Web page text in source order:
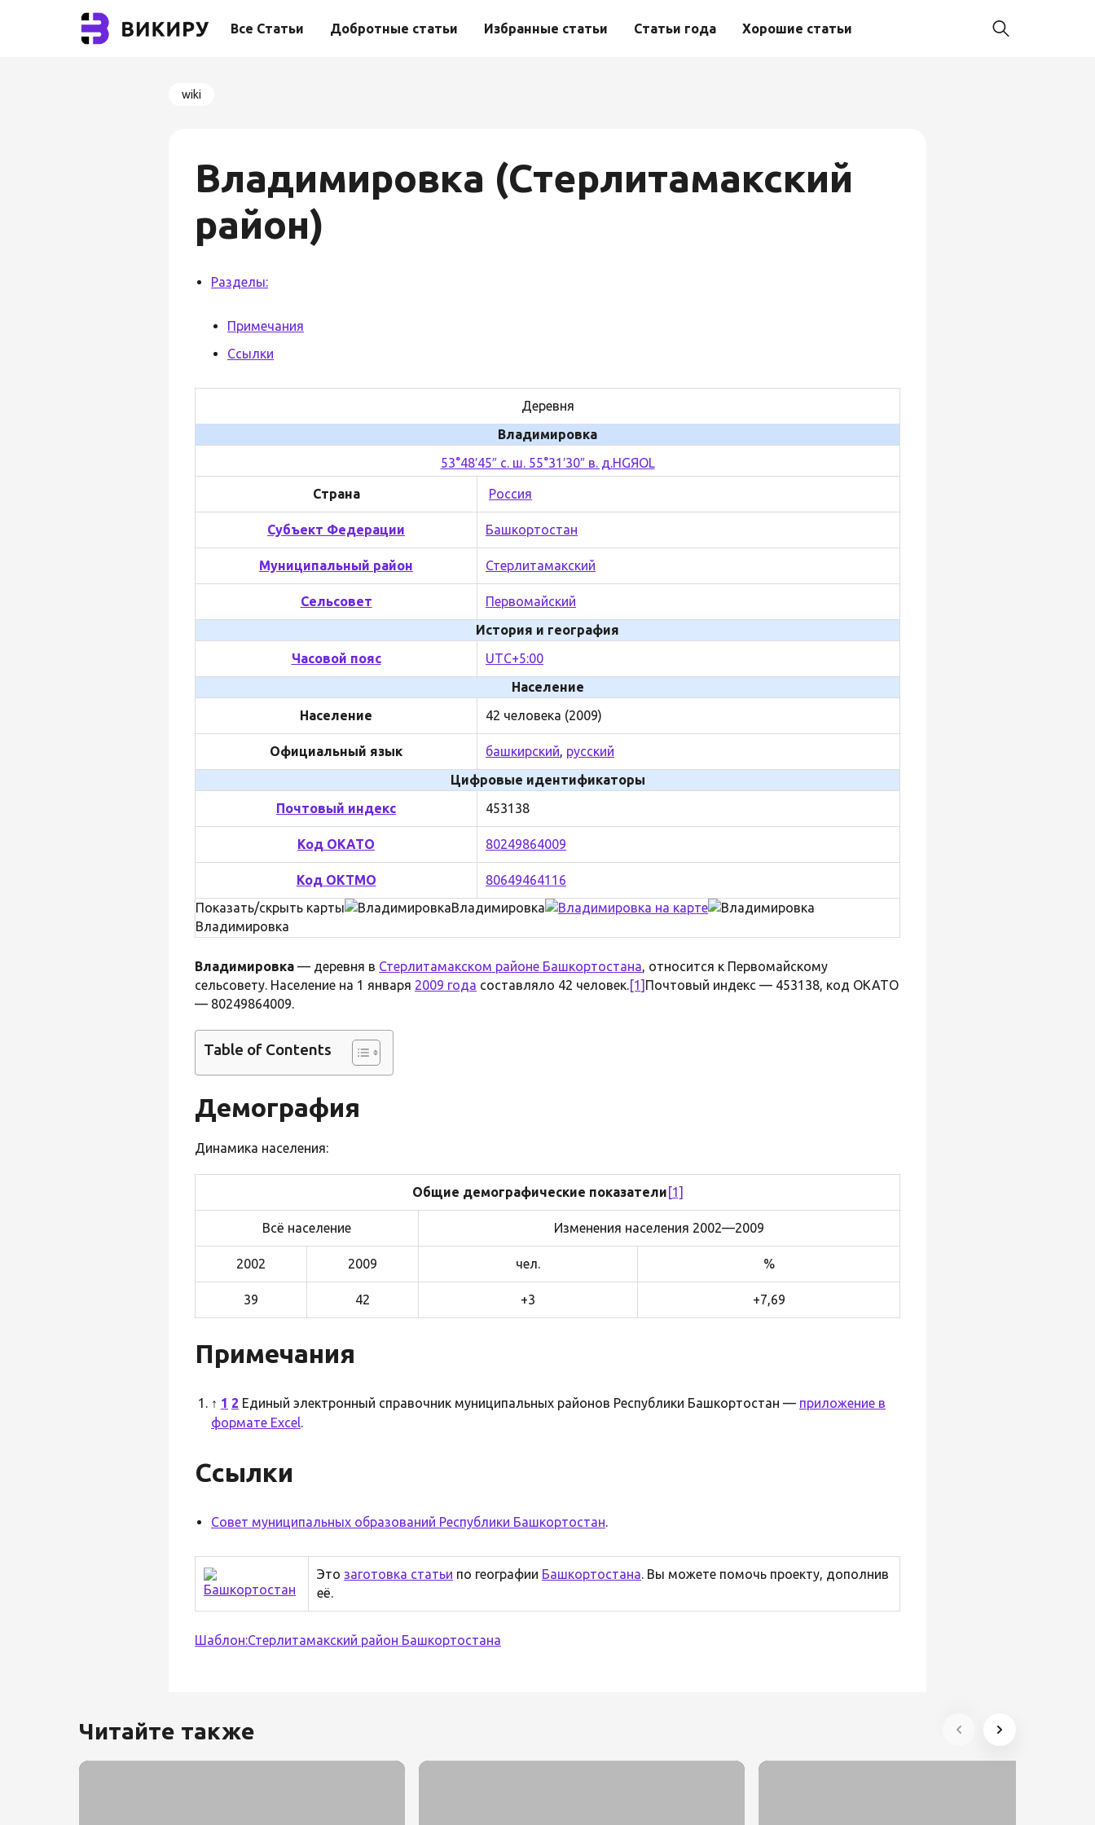
Все Статьи Добротные статьи Избранные статьи Статьи года Хорошие статьи
wiki
Владимировка (Стерлитамакский
район)
Разделы:
Примечания
Ссылки
Деревня
Владимировка
53°48′45″ с. ш. 55°31′30″ в. д.HGЯOL
Страна Россия
Субъект Федерации Башкортостан
Муниципальный район Стерлитамакский
Сельсовет
Первомайский
История и география
Часовой пояс
UTC+5:00
Население
Население
42 человека (2009)
Официальный язык башкирский, русский
Цифровые идентификаторы
Почтовый индекс
453138
Код ОКАТО 80249864009
Код ОКТМО
80649464116
Показать/скрыть карты
Владимировка
Владимировка
Владимировка — деревня в Стерлитамакском районе Башкортостана, относится к Первомайскому
сельсовету. Население на 1 января 2009 года составляло 42 человек.[1] Почтовый индекс — 453138, код ОКАТО
— 80249864009.
Table of Contents
Демография
Динамика населения:
Общие демографические показатели [1]
Всё население Изменения населения 2002—2009
2002 2009 чел. %
39 42 +3 +7,69
Примечания
↑ 1 2 Единый электронный справочник муниципальных районов Республики Башкортостан — приложение в
формате Excel.
Ссылки
Совет муниципальных образований Республики Башкортостан.
Это заготовка статьи по географии Башкортостана. Вы можете помочь проекту, дополнив
её.
Шаблон:Стерлитамакский район Башкортостана
Читайте также